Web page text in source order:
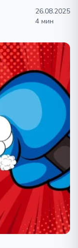
26.08.2025
4 мин